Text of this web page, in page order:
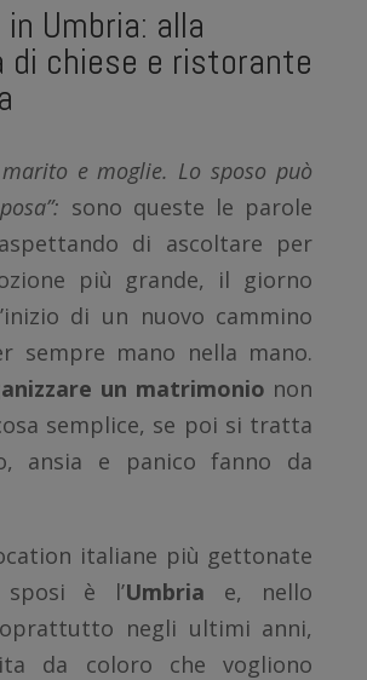
Umbria: alla
di chiese e ristorante
e moglie. Lo sposo può
sono queste le parole
di ascoltare per
più grande, il giorno
di un nuovo cammino
sempre mano nella mano.
un matrimonio non
semplice, se poi si tratta
ansia e panico fanno da
italiane più gettonate
è l’Umbria e, nello
negli ultimi anni,
da coloro che vogliono